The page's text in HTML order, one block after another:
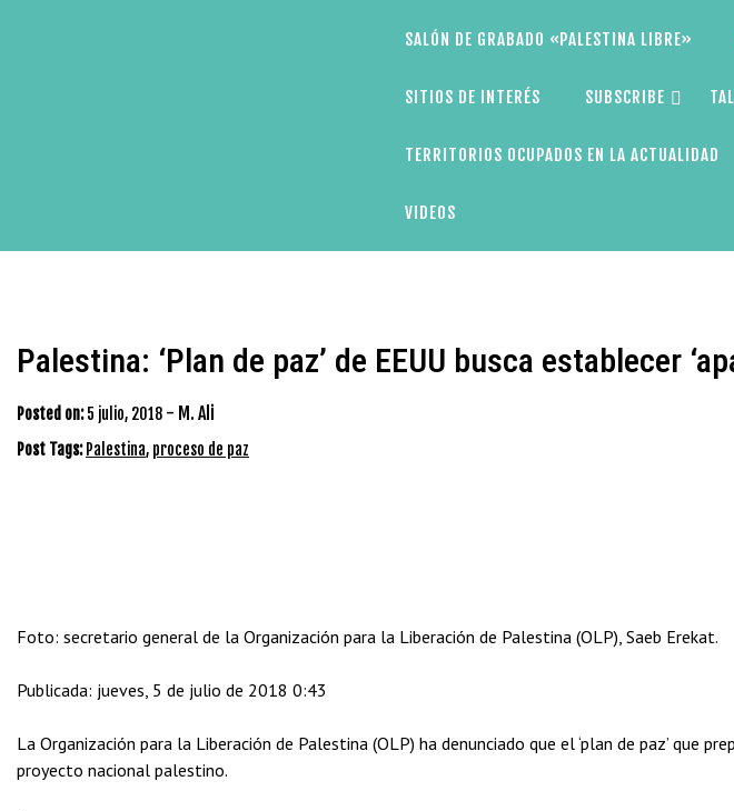
SALÓN DE GRABADO «PALESTINA LIBRE»
SITIOS DE INTERÉS SUBSCRIBE
TERRITORIOS OCUPADOS EN LA ACTUALIDAD
VIDEOS
Palestina: ‘Plan de paz’ de EEUU busca establecer
Posted on: 5 julio, 2018 - M. Ali
Post Tags: Palestina, proceso de paz
Foto: secretario general de la Organización para la Liberación de Palestina (OLP), Saeb Erekat.
Publicada: jueves, 5 de julio de 2018 0:43
La Organización para la Liberación de Palestina (OLP) ha denunciado que el ‘plan de paz’ que
proyecto nacional palestino.